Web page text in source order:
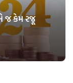
જ કેમ રજૂ